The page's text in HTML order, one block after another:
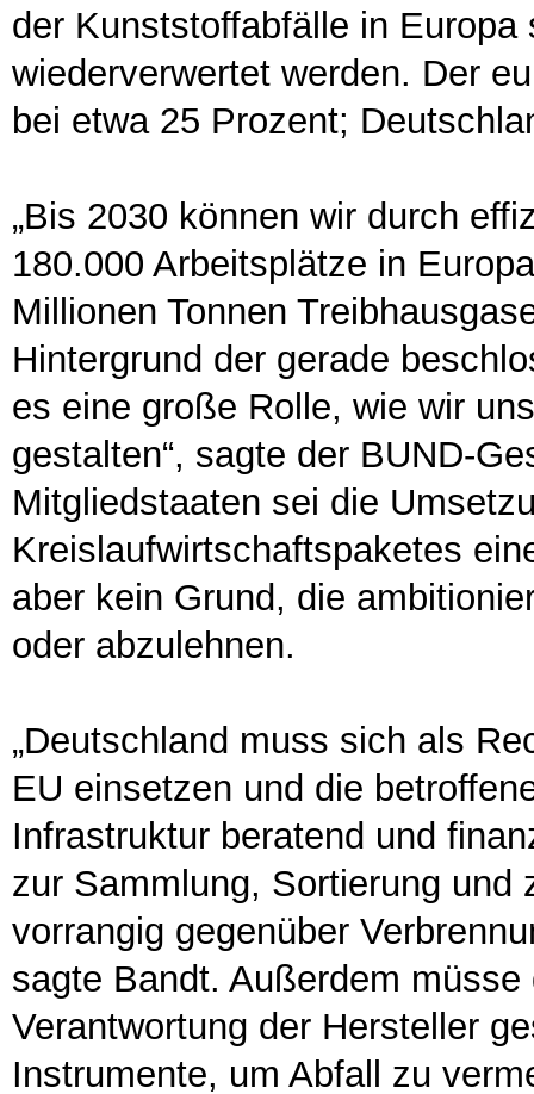
der Kunststoffabfälle in
wiederverwertet werden. Der
bei etwa 25 Prozent;
„Bis 2030 können wir durch
180.000 Arbeitsplätze in
Millionen Tonnen
Hintergrund der gerade
es eine große Rolle, wie wir
gestalten“, sagte der BUND-
Mitgliedstaaten sei die
Kreislaufwirtschaftspaketes
aber kein Grund, die
oder abzulehnen.
„Deutschland muss sich als
EU einsetzen und die
Infrastruktur beratend und
zur Sammlung, Sortierung und
vorrangig gegenüber
sagte Bandt. Außerdem
Verantwortung der Hersteller
Instrumente, um Abfall zu